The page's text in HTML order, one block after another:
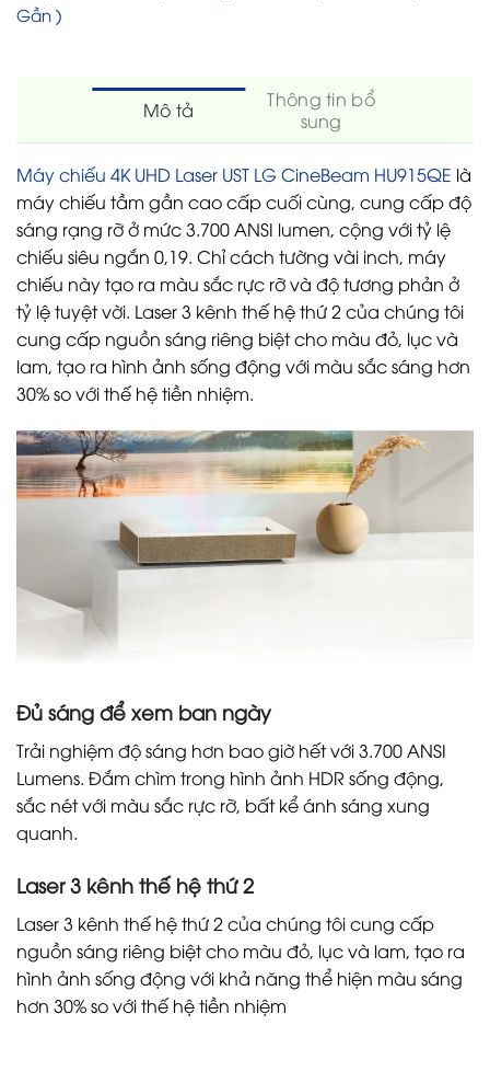
Gần )
Mô tả
Thông tin bổ
sung
Máy chiếu 4K UHD Laser UST LG CineBeam HU915QE là
máy chiếu tầm gần cao cấp cuối cùng, cung cấp độ
sáng rạng rỡ ở mức 3.700 ANSI lumen, cộng với tỷ lệ
chiếu siêu ngắn 0,19. Chỉ cách tường vài inch, máy
chiếu này tạo ra màu sắc rực rỡ và độ tương phản ở
tỷ lệ tuyệt vời. Laser 3 kênh thế hệ thứ 2 của chúng tôi
cung cấp nguồn sáng riêng biệt cho màu đỏ, lục và
lam, tạo ra hình ảnh sống động với màu sắc sáng hơn
30% so với thế hệ tiền nhiệm.
Đủ sáng để xem ban ngày
Trải nghiệm độ sáng hơn bao giờ hết với 3.700 ANSI
Lumens. Đắm chìm trong hình ảnh HDR sống động,
sắc nét với màu sắc rực rỡ, bất kể ánh sáng xung
quanh.
Laser 3 kênh thế hệ thứ 2
Laser 3 kênh thế hệ thứ 2 của chúng tôi cung cấp
nguồn sáng riêng biệt cho màu đỏ, lục và lam, tạo ra
hình ảnh sống động với khả năng thể hiện màu sáng
hơn 30% so với thế hệ tiền nhiệm